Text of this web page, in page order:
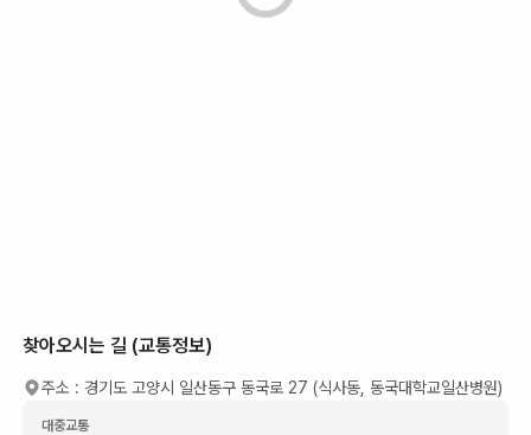
찾아오시는 길 (교통정보)
주소 : 경기도 고양시 일산동구 동국로 27 (식사동, 동국대학교일산병원)
대중교통